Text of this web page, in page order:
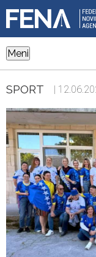
Meni
SPORT |